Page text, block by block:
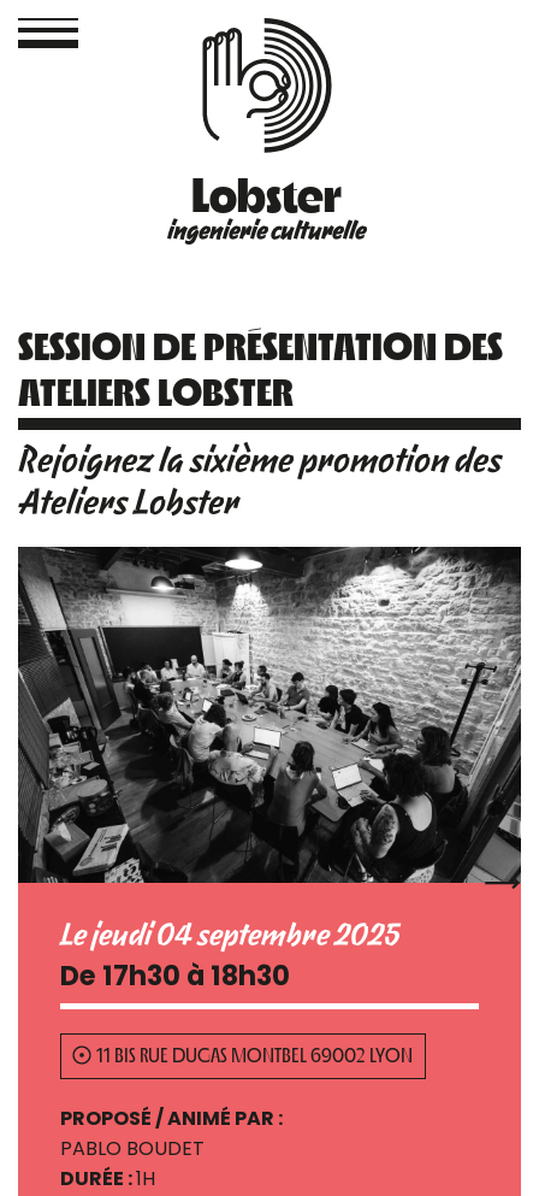
Lobster
ingenierie culturelle
SESSION DE PRÉSENTATION DES
ATELIERS LOBSTER
Rejoignez la sixième promotion des
Ateliers Lobster
Le jeudi 04 septembre 2025
De 17h30 à 18h30
11 BIS RUE DUGAS MONTBEL 69002 LYON
PROPOSÉ / ANIMÉ PAR :
PABLO BOUDET
DURÉE :1H